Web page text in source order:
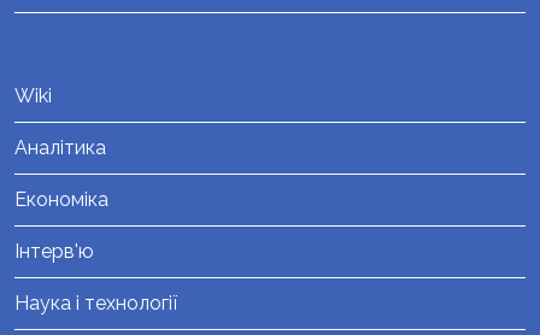
Wiki
Аналітика
Економіка
Інтерв'ю
Наука і технології